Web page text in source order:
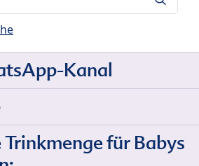
Kanal
für Babys